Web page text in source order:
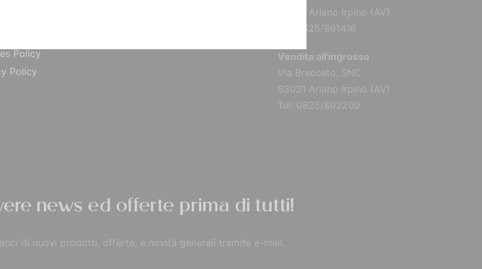
Policy
Policy
83031 Ariano Irpino (AV)
Tel: 0825/891416
Vendita all'ingrosso
Via Brecceto, SNC
83031 Ariano Irpino (AV)
Tel: 0825/892209
news ed offerte prima di tutti!
di nuovi prodotti, offerte, e novità generali tramite e-mail.